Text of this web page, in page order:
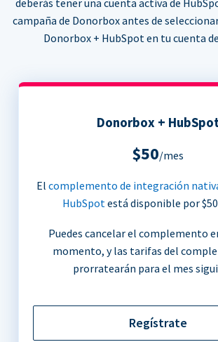
deberás tener una cuenta activa de
campaña de Donorbox antes de
Donorbox + HubSpot en tu cuenta
Donorbox +
$50/mes
El complemento de integración
HubSpot está disponible por
Puedes cancelar el complemento
momento, y las tarifas del
prorratearán para el mes
Regístrate